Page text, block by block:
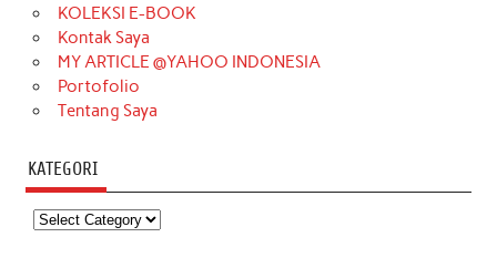
KOLEKSI E-BOOK
Kontak Saya
MY ARTICLE @YAHOO INDONESIA
Portofolio
Tentang Saya
KATEGORI
Kategori